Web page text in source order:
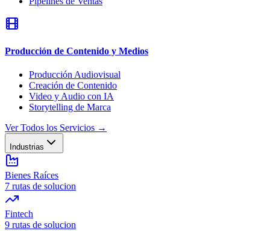
Producción de Contenido y Medios
Producción Audiovisual
Creación de Contenido
Video y Audio con IA
Storytelling de Marca
Ver Todos los Servicios →
Industrias
Bienes Raíces
7 rutas de solucion
Fintech
9 rutas de solucion